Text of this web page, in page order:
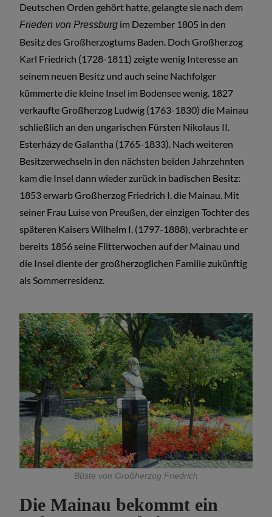
Deutschen Orden gehört hatte, gelangte sie nach dem
Frieden von Pressburg im Dezember 1805 in den
Besitz des Großherzogtums Baden. Doch Großherzog
Karl Friedrich (1728-1811) zeigte wenig Interesse an
seinem neuen Besitz und auch seine Nachfolger
kümmerte die kleine Insel im Bodensee wenig. 1827
verkaufte Großherzog Ludwig (1763-1830) die Mainau
schließlich an den ungarischen Fürsten Nikolaus II.
Esterházy de Galantha (1765-1833). Nach weiteren
Besitzerwechseln in den nächsten beiden Jahrzehnten
kam die Insel dann wieder zurück in badischen Besitz:
1853 erwarb Großherzog Friedrich I. die Mainau. Mit
seiner Frau Luise von Preußen, der einzigen Tochter des
späteren Kaisers Wilhelm I. (1797-1888), verbrachte er
bereits 1856 seine Flitterwochen auf der Mainau und
die Insel diente der großherzoglichen Familie zukünftig
als Sommerresidenz.
Büste von Großherzog Friedrich
Die Mainau bekommt ein